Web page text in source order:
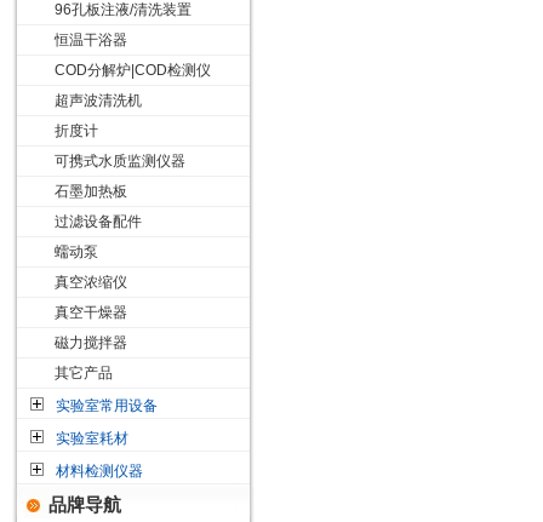
96孔板注液/清洗装置
恒温干浴器
COD分解炉|COD检测仪
超声波清洗机
折度计
可携式水质监测仪器
石墨加热板
过滤设备配件
蠕动泵
真空浓缩仪
真空干燥器
磁力搅拌器
其它产品
实验室常用设备
实验室耗材
材料检测仪器
品牌导航